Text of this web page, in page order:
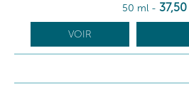
50 ml - 37,50
VOIR